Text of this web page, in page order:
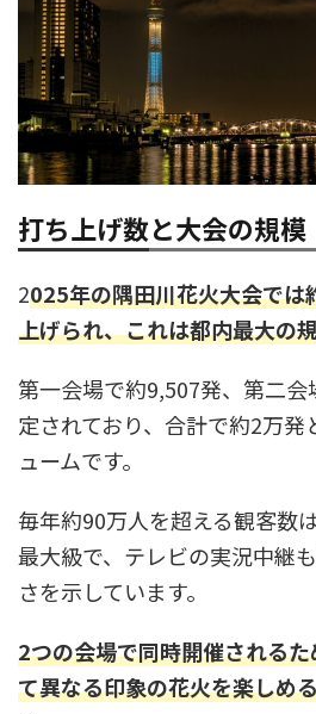
打ち上げ数と大会の規模
2025年の隅田川花火大会では
上げられ、これは都内最大の
第一会場で約9,507発、第二
定されており、合計で約2万発
ュームです。
毎年約90万人を超える観客数
最大級で、テレビの実況中継
さを示しています。
2つの会場で同時開催される
て異なる印象の花火を楽しめ